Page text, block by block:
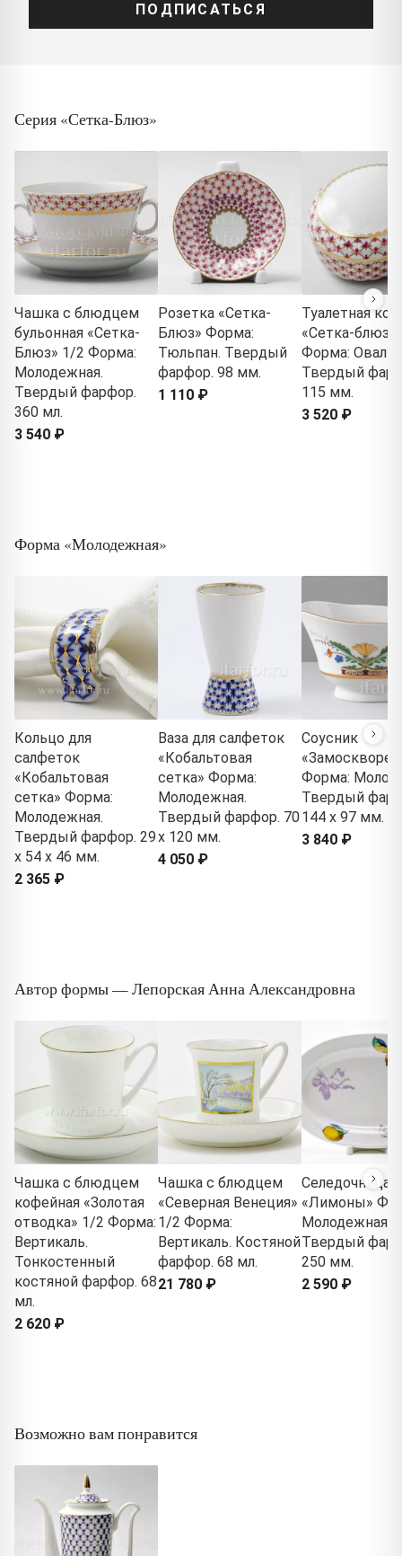
ПОДПИСАТЬСЯ
Серия «Сетка-Блюз»
Чашка с блюдцем
бульонная «Сетка-
Блюз» 1/2 Форма:
Молодежная.
Твердый фарфор.
360 мл.
3 540 ₽
Розетка «Сетка-
Блюз» Форма:
Тюльпан. Твердый
фарфор. 98 мм.
1 110 ₽
Туалетная
«Сетка-блюз
Форма:
Твердый
115 мм.
3 520 ₽
Форма «Молодежная»
Кольцо для
салфеток
«Кобальтовая
сетка» Форма:
Молодежная.
Твердый фарфор. 29
x 54 x 46 мм.
2 365 ₽
Ваза для салфеток
«Кобальтовая
сетка» Форма:
Молодежная.
Твердый фарфор. 70
x 120 мм.
4 050 ₽
Соусник
Форма:
Твердый
144 x 97 мм.
3 840 ₽
Автор формы — Лепорская Анна Александровна
Чашка с блюдцем
кофейная «Золотая
отводка» 1/2 Форма:
Вертикаль.
Тонкостенный
костяной фарфор. 68
мл.
2 620 ₽
Чашка с блюдцем
«Северная Венеция»
1/2 Форма:
Вертикаль. Костяной
фарфор. 68 мл.
21 780 ₽
Селедочница
«Лимоны»
Молодежная.
Твердый
250 мм.
2 590 ₽
Возможно вам понравится